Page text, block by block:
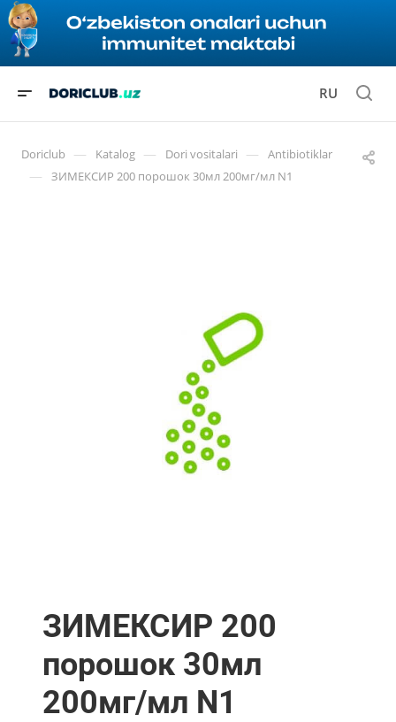
RU
Doriclub — Katalog — Dori vositalari — Antibiotiklar
— ЗИМЕКСИР 200 порошок 30мл 200мг/мл N1
ЗИМЕКСИР 200
порошок 30мл
200мг/мл N1